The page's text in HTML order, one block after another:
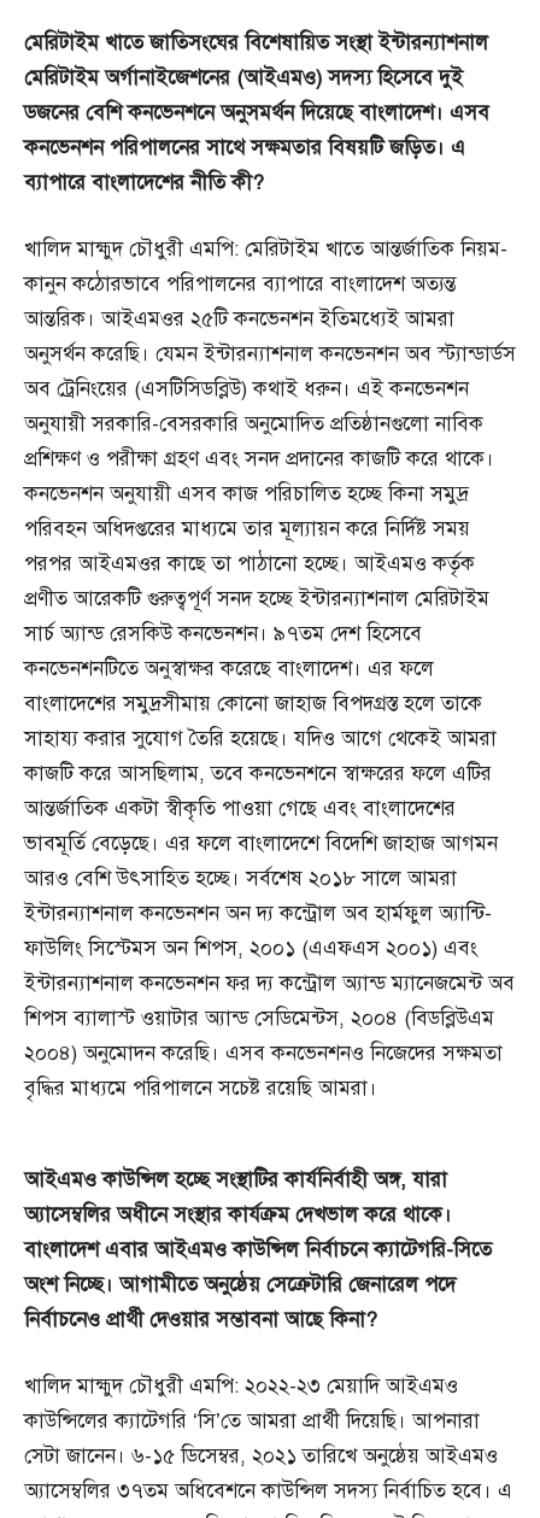
মেরিটাইমখাতেজাতিসংঘেরবিশেষায়িতসংস্থাইন্টারন্যাশনাল
মেরিটাইমঅর্গানাইজেশনের (আইএমও)সদস্যহিসেবেদুই
ডজনেরবেশিকনভেনশনেঅনুসমর্থনদিয়েছেবাংলাদেশ। এসব
কনভেনশনপরিপালনেরসাথেসক্ষমতারবিষয়টিজড়িত। এ
ব্যাপারেবাংলাদেশেরনীতিকী?
খালিদ মাহ্মুদ চৌধুরী এমপি: মেরিটাইম খাতে আন্তর্জাতিক নিয়ম-
কানুন কঠোরভাবে পরিপালনের ব্যাপারে বাংলাদেশ অত্যন্ত
আন্তরিক। আইএমওর ২৫টি কনভেনশন ইতিমধ্যেই আমরা
অনুসর্থন করেছি। যেমন ইন্টারন্যাশনাল কনভেনশন অব স্ট্যান্ডার্ডস
অব ট্রেনিংয়ের (এসটিসিডব্লিউ) কথাই ধরুন। এই কনভেনশন
অনুযায়ী সরকারি-বেসরকারি অনুমোদিত প্রতিষ্ঠানগুলো নাবিক
প্রশিক্ষণ ও পরীক্ষা গ্রহণ এবং সনদ প্রদানের কাজটি করে থাকে।
কনভেনশন অনুযায়ী এসব কাজ পরিচালিত হচ্ছে কিনা সমুদ্র
পরিবহন অধিদপ্তরের মাধ্যমে তার মূল্যায়ন করে নির্দিষ্ট সময়
পরপর আইএমওর কাছে তা পাঠানো হচ্ছে। আইএমও কর্তৃক
প্রণীত আরেকটি গুরুত্বপূর্ণ সনদ হচ্ছে ইন্টারন্যাশনাল মেরিটাইম
সার্চ অ্যান্ড রেসকিউ কনভেনশন। ৯৭তম দেশ হিসেবে
কনভেনশনটিতে অনুস্বাক্ষর করেছে বাংলাদেশ। এর ফলে
বাংলাদেশের সমুদ্রসীমায় কোনো জাহাজ বিপদগ্রস্ত হলে তাকে
সাহায্য করার সুযোগ তৈরি হয়েছে। যদিও আগে থেকেই আমরা
কাজটি করে আসছিলাম, তবে কনভেনশনে স্বাক্ষরের ফলে এটির
আন্তর্জাতিক একটা স্বীকৃতি পাওয়া গেছে এবং বাংলাদেশের
ভাবমূর্তি বেড়েছে। এর ফলে বাংলাদেশে বিদেশি জাহাজ আগমন
আরও বেশি উৎসাহিত হচ্ছে। সর্বশেষ ২০১৮ সালে আমরা
ইন্টারন্যাশনাল কনভেনশন অন দ্য কন্ট্রোল অব হার্মফুল অ্যান্টি-
ফাউলিং সিস্টেমস অন শিপস, ২০০১ (এএফএস ২০০১) এবং
ইন্টারন্যাশনাল কনভেনশন ফর দ্য কন্ট্রোল অ্যান্ড ম্যানেজমেন্ট অব
শিপস ব্যালাস্ট ওয়াটার অ্যান্ড সেডিমেন্টস, ২০০৪ (বিডব্লিউএম
২০০৪) অনুমোদন করেছি। এসব কনভেনশনও নিজেদের সক্ষমতা
বৃদ্ধির মাধ্যমে পরিপালনে সচেষ্ট রয়েছি আমরা।
আইএমওকাউন্সিলহচ্ছেসংস্থাটিরকার্যনির্বাহীঅঙ্গ,যারা
অ্যাসেম্বলিরঅধীনেসংস্থারকার্যক্রমদেখভালকরেথাকে।
বাংলাদেশএবারআইএমওকাউন্সিলনির্বাচনেক্যাটেগরি-সিতে
অংশনিচ্ছে।আগামীতেঅনুষ্ঠেয়সেক্রেটারিজেনারেল পদে
নির্বাচনেও প্রার্থীদেওয়ারসম্ভাবনাআছেকিনা?
খালিদ মাহ্মুদ চৌধুরী এমপি: ২০২২-২৩ মেয়াদি আইএমও
কাউন্সিলের ক্যাটেগরি ‘সি’তে আমরা প্রার্থী দিয়েছি। আপনারা
সেটা জানেন। ৬-১৫ ডিসেম্বর, ২০২১ তারিখে অনুষ্ঠেয় আইএমও
অ্যাসেম্বলির ৩৭তম অধিবেশনে কাউন্সিল সদস্য নির্বাচিত হবে। এ